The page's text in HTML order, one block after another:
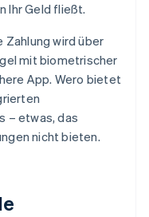
Ihr Geld fließt.
Zahlung wird über
mit biometrischer
App. Wero bietet
– etwas, das
nicht bieten.